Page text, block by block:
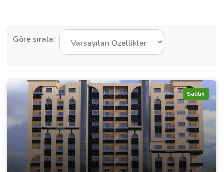
Göre sırala:
Satılık